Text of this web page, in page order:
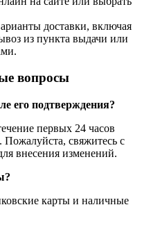
доставки, включая
из пункта выдачи или
вопросы
его подтверждения?
первых 24 часов
Пожалуйста, свяжитесь с
внесения изменений.
карты и наличные